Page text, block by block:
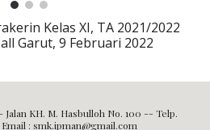
Kelas XI, TA 2021/2022
Garut, 9 Februari 2022
KH. M. Hasbulloh No. 100 -- Telp.
: smk.ipman@gmail.com